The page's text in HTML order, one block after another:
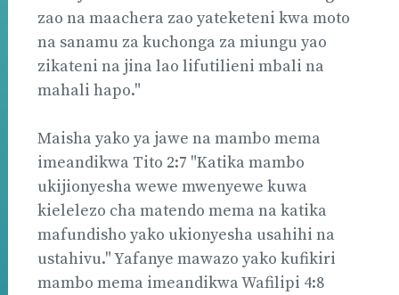
zao na maachera zao yateketeni kwa moto
na sanamu za kuchonga za miungu yao
zikateni na jina lao lifutilieni mbali na
mahali hapo."
Maisha yako ya jawe na mambo mema
imeandikwa Tito 2:7 "Katika mambo
ukijionyesha wewe mwenyewe kuwa
kielelezo cha matendo mema na katika
mafundisho yako ukionyesha usahihi na
ustahivu." Yafanye mawazo yako kufikiri
mambo mema imeandikwa Wafilipi 4:8